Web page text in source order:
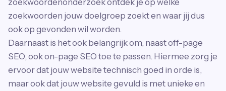
zoekwoordenonderzoek ontdek je op welke
zoekwoorden jouw doelgroep zoekt en waar jij dus
ook op gevonden wil worden.
Daarnaast is het ook belangrijk om, naast off-page
SEO, ook on-page SEO toe te passen. Hiermee zorg je
ervoor dat jouw website technisch goed in orde is,
maar ook dat jouw website gevuld is met unieke en